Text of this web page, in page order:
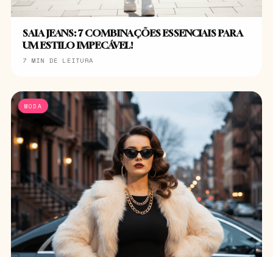
SAIA JEANS: 7 COMBINAÇÕES ESSENCIAIS PARA
UM ESTILO IMPECÁVEL!
7 MIN DE LEITURA
MODA